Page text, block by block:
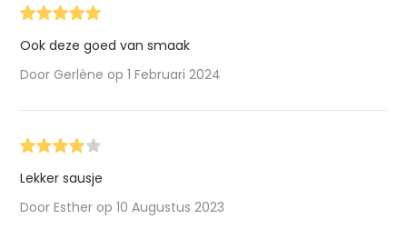
Ook deze goed van smaak
Door Gerlène op 1 Februari 2024
Lekker sausje
Door Esther op 10 Augustus 2023